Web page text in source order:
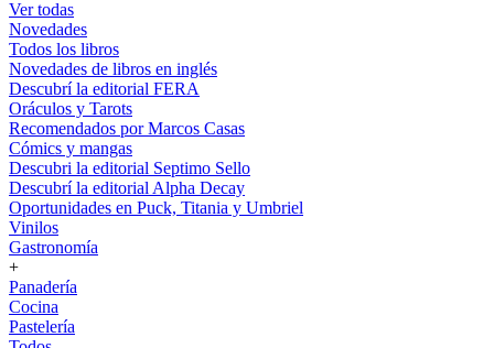
Ver todas
Novedades
Todos los libros
Novedades de libros en inglés
Descubrí la editorial FERA
Oráculos y Tarots
Recomendados por Marcos Casas
Cómics y mangas
Descubri la editorial Septimo Sello
Descubrí la editorial Alpha Decay
Oportunidades en Puck, Titania y Umbriel
Vinilos
Gastronomía
+
Panadería
Cocina
Pastelería